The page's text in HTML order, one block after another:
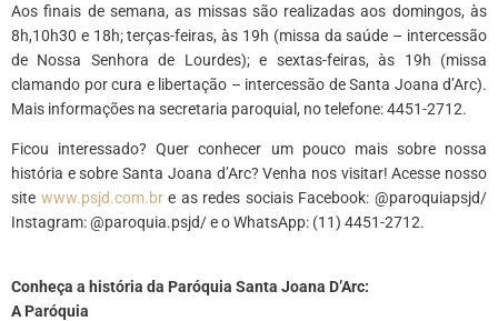
Aos finais de semana, as missas são realizadas aos domingos, às
8h,10h30 e 18h; terças-feiras, às 19h (missa da saúde – intercessão
de Nossa Senhora de Lourdes); e sextas-feiras, às 19h (missa
clamando por cura e libertação – intercessão de Santa Joana d’Arc).
Mais informações na secretaria paroquial, no telefone: 4451-2712.
Ficou interessado? Quer conhecer um pouco mais sobre nossa
história e sobre Santa Joana d’Arc? Venha nos visitar! Acesse nosso
site www.psjd.com.bre as redes sociais Facebook: @paroquiapsjd/
Instagram: @paroquia.psjd/ e o WhatsApp: (11) 4451-2712.
Conheça a história da Paróquia Santa Joana D’Arc:
A Paróquia